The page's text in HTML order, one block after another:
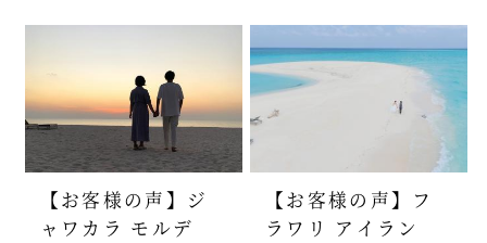
【お客様の声】ジ
ャワカラ モルデ
【お客様の声】フ
ラワリ アイラン